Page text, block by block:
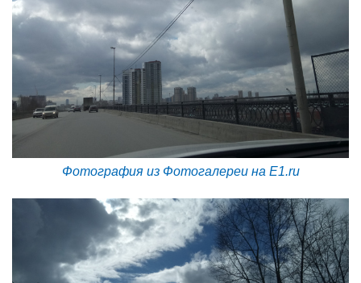
Фотография из Фотогалереи на E1.ru